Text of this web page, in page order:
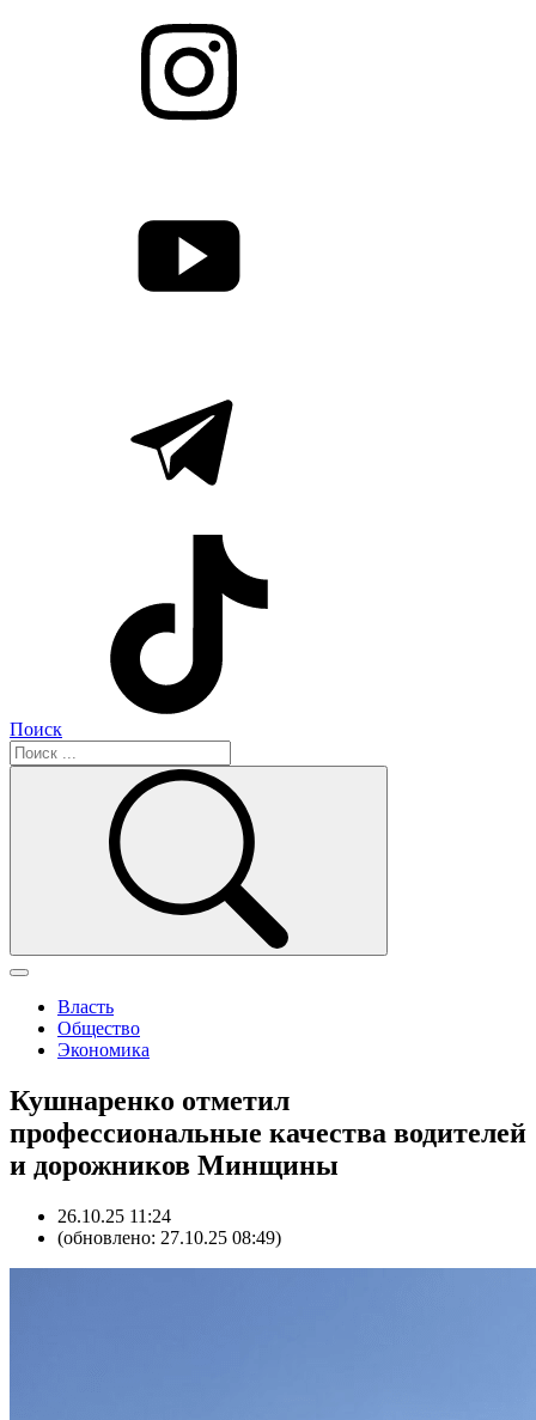
Поиск
Власть
Общество
Экономика
Кушнаренко отметил
профессиональные качества водителей
и дорожников Минщины
26.10.25 11:24
(обновлено: 27.10.25 08:49)